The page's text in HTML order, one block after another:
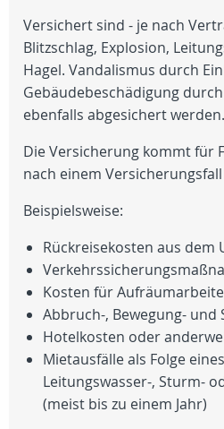
Versichert sind - je nach
Blitzschlag, Explosion,
Hagel. Vandalismus durch
Gebäudebeschädigung
ebenfalls abgesichert werden.
Die Versicherung kommt für
nach einem
Beispielsweise:
Rückreisekosten aus dem
Kosten für
Abbruch-, Bewegung- und
Hotelkosten oder
Mietausfälle als Folge
Leitungswasser-, Sturm-
(meist bis zu einem Jahr)